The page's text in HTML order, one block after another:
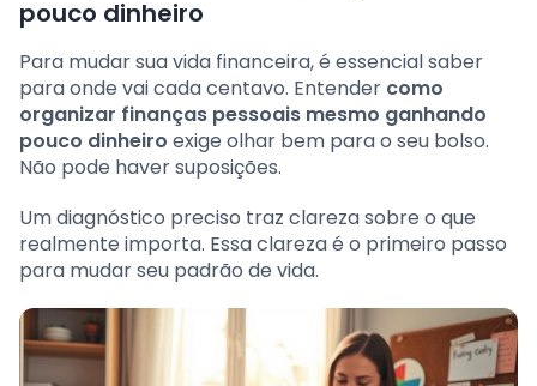
pouco dinheiro
Para mudar sua vida financeira, é essencial saber
para onde vai cada centavo. Entender como
organizar finanças pessoais mesmo ganhando
pouco dinheiro exige olhar bem para o seu bolso.
Não pode haver suposições.
Um diagnóstico preciso traz clareza sobre o que
realmente importa. Essa clareza é o primeiro passo
para mudar seu padrão de vida.